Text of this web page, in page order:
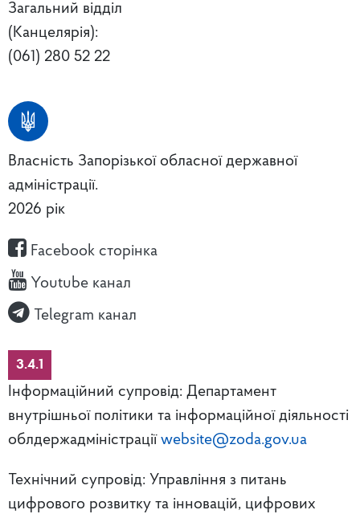
Загальний відділ
(Канцелярія):
(061) 280 52 22
Власність Запорізької обласної державної
адміністрації.
2026 рік
Facebook сторінка
Youtube канал
Telegram канал
3.4.1
Інформаційний супровід: Департамент
внутрішньої політики та інформаційної діяльності
облдержадміністрації website@zoda.gov.ua
Технічний супровід: Управління з питань
цифрового розвитку та інновацій, цифрових